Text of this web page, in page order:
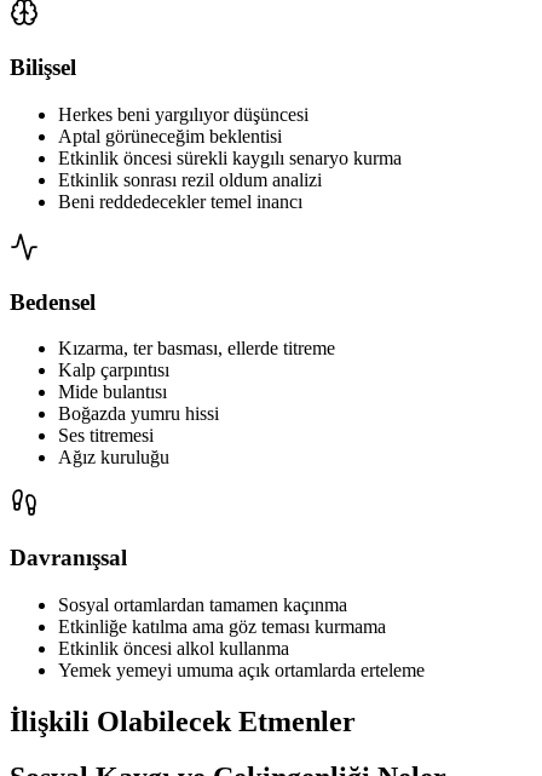
Bilişsel
Herkes beni yargılıyor düşüncesi
Aptal görüneceğim beklentisi
Etkinlik öncesi sürekli kaygılı senaryo kurma
Etkinlik sonrası rezil oldum analizi
Beni reddedecekler temel inancı
Bedensel
Kızarma, ter basması, ellerde titreme
Kalp çarpıntısı
Mide bulantısı
Boğazda yumru hissi
Ses titremesi
Ağız kuruluğu
Davranışsal
Sosyal ortamlardan tamamen kaçınma
Etkinliğe katılma ama göz teması kurmama
Etkinlik öncesi alkol kullanma
Yemek yemeyi umuma açık ortamlarda erteleme
İlişkili Olabilecek Etmenler